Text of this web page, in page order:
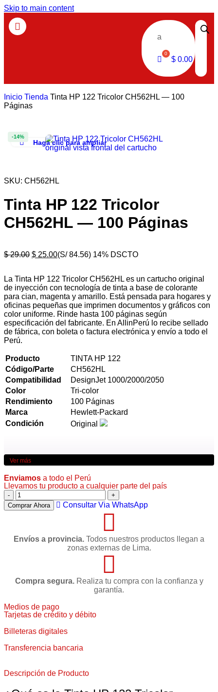
Skip to main content
a
$0.00
Inicio Tienda Tinta HP 122 Tricolor CH562HL — 100
Páginas
-14%
Haga clic para ampliar
SKU: CH562HL
Tinta HP 122 Tricolor
CH562HL — 100 Páginas
$29.00 $ 25.00(S/ 84.56) 14% DSCTO
La Tinta HP 122 Tricolor CH562HL es un cartucho original
de inyección con tecnología de tinta a base de colorante
para cian, magenta y amarillo. Está pensada para hogares y
oficinas pequeñas que imprimen documentos y gráficos con
color uniforme. Rinde hasta 100 páginas según
especificación del fabricante. En AllinPerú lo recibe sellado
de fábrica, con boleta o factura electrónica y envío a todo el
Perú.
Producto
TINTA HP 122
Código/Parte
CH562HL
Compatibilidad
DesignJet 1000/2000/2050
Color
Tri-color
Rendimiento
100 Páginas
Marca
Hewlett-Packard
Condición
Original
Ver más
Enviamos a todo el Perú
Llevamos tu producto a cualquier parte del país
Comprar Ahora Consultar Via WhatsApp
Envíos a provincia. Todos nuestros productos llegan a
zonas externas de Lima.
Compra segura.Realiza tu compra con la confianza y
garantía.
Medios de pago
Tarjetas de crédito y débito
Billeteras digitales
Transferencia bancaria
Descripción de Producto